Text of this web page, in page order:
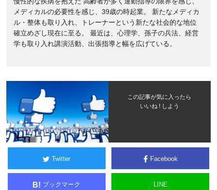
メディカルの必要性を感じ、39歳の時起業。 新たなメディカ
ル・整体も取り入れ、トレーナーという新たな社会的な地位
確立めざし現在に至る。 最近は、心理学、孫子の兵法、経営
学も取り入れ講演活動、出張指導と幅を広げている。
この記事が気に入ったら
いいね ! しよう
Twitter Facebook
B! ブックマーク LINE